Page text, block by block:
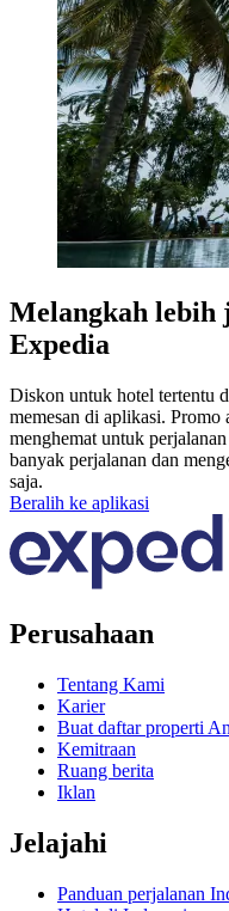
Melangkah lebih
Expedia
Diskon untuk hotel tertentu
memesan di aplikasi.
menghemat untuk
banyak perjalanan dan
saja.
Beralih ke aplikasi
Perusahaan
Tentang Kami
Karier
Buat daftar properti
Kemitraan
Ruang berita
Iklan
Jelajahi
Panduan perjalanan